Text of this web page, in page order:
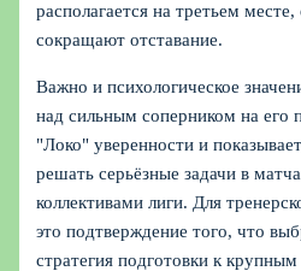
располагается на третьем
сокращают отставание.
Важно и психологическое
над сильным соперником на его
"Локо" уверенности и
решать серьёзные задачи в
коллективами лиги. Для
это подтверждение того, что
стратегия подготовки к